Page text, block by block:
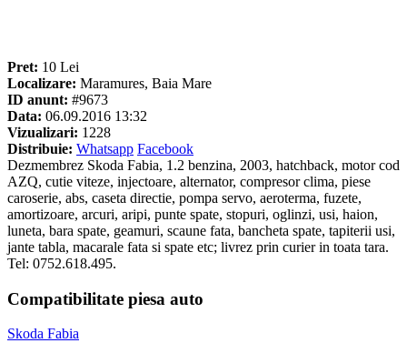
Pret: 10 Lei
Localizare: Maramures, Baia Mare
ID anunt: #9673
Data: 06.09.2016 13:32
Vizualizari: 1228
Distribuie: Whatsapp Facebook
Dezmembrez Skoda Fabia, 1.2 benzina, 2003, hatchback, motor cod
AZQ, cutie viteze, injectoare, alternator, compresor clima, piese
caroserie, abs, caseta directie, pompa servo, aeroterma, fuzete,
amortizoare, arcuri, aripi, punte spate, stopuri, oglinzi, usi, haion,
luneta, bara spate, geamuri, scaune fata, bancheta spate, tapiterii usi,
jante tabla, macarale fata si spate etc; livrez prin curier in toata tara.
Tel: 0752.618.495.
Compatibilitate piesa auto
Skoda Fabia